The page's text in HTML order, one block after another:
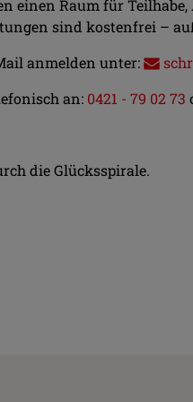
einen Raum für
sind kostenfrei –
anmelden unter:
an: 0421 - 79 02 73
die Glücksspirale.